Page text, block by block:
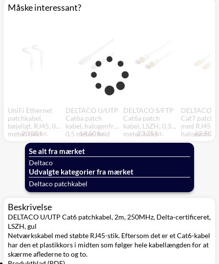
Måske interessant?
UniFi Ethernet
patchkabel,
bøjeligt, RJ45, 0,1
meter, hvid
20,00 kr.
DELTACO U/UTP
Cat6a patch
kabel, halogenfri,
0,5 meter, hvid
14,50 kr.
DELTACO S/FTP
Cat6a patch
kabel, LSZH, 0,3
meter, hvid
23,75 kr.
DELTACO
Cat7 patch
med RJ45,
halogenfri, 3
meter, hvid
62,50
Se alt fra mærket
Deltaco
Udvalgte kategorier fra mærket
Deltaco patchkabel
Beskrivelse
DELTACO U/UTP Cat6 patchkabel, 2m, 250MHz, Delta-certificeret,
LSZH, gul
Netværkskabel med støbte RJ45-stik. Eftersom det er et Cat6-kabel
har den et plastikkors i midten som følger hele kabellængden for at
skærme aflederne to og to.